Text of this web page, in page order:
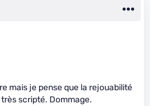
mais je pense que la rejouabilité
scripté. Dommage.